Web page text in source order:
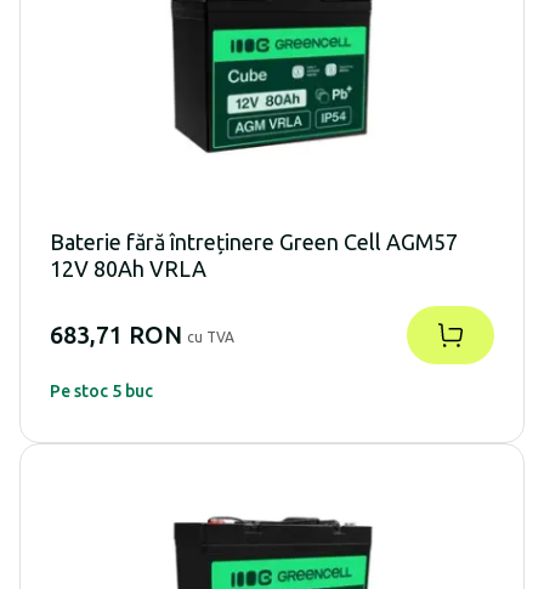
Baterie fără întreținere Green Cell AGM57
12V 80Ah VRLA
683,71 RON cu TVA
Pe stoc 5 buc